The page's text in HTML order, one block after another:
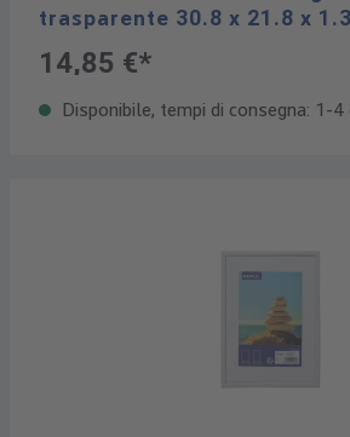
trasparente 30.8 x 21.8 x
14,85 €*
Disponibile, tempi di consegna: 1-